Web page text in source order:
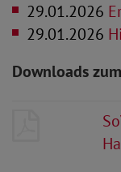
29.01.2026
29.01.2026
Downloads